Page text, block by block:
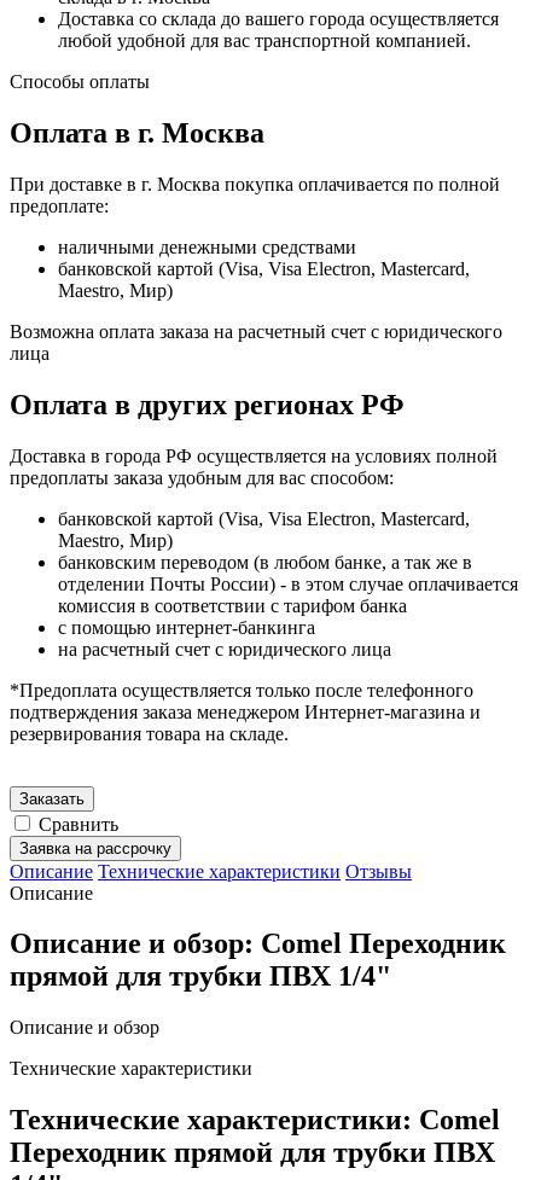
Доставка со склада до вашего города осуществляется
любой удобной для вас транспортной компанией.
Способы оплаты
Оплата в г. Москва
При доставке в г. Москва покупка оплачивается по полной
предоплате:
наличными денежными средствами
банковской картой (Visa, Visa Electron, Mastercard,
Maestro, Мир)
Возможна оплата заказа на расчетный счет с юридического
лица
Оплата в других регионах РФ
Доставка в города РФ осуществляется на условиях полной
предоплаты заказа удобным для вас способом:
банковской картой (Visa, Visa Electron, Mastercard,
Maestro, Мир)
банковским переводом (в любом банке, а так же в
отделении Почты России) - в этом случае оплачивается
комиссия в соответствии с тарифом банка
с помощью интернет-банкинга
на расчетный счет с юридического лица
*Предоплата осуществляется только после телефонного
подтверждения заказа менеджером Интернет-магазина и
резервирования товара на складе.
Заказать
Сравнить
Заявка на рассрочку
Описание Технические характеристики Отзывы
Описание
Описание и обзор: Comel Переходник
прямой для трубки ПВХ 1/4"
Описание и обзор
Технические характеристики
Технические характеристики: Comel
Переходник прямой для трубки ПВХ